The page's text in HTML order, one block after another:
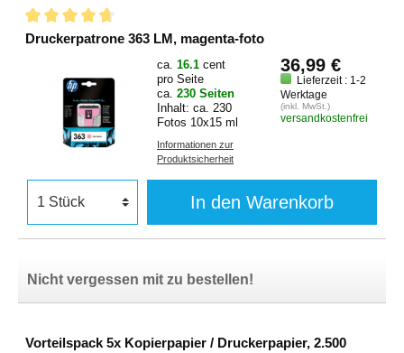
Druckerpatrone 363 LM, magenta-foto
ca. 16.1 cent
pro Seite
ca. 230 Seiten
Inhalt: ca. 230
Fotos 10x15 ml
Informationen zur
Produktsicherheit
36,99 €
Lieferzeit : 1-2
Werktage
(inkl. MwSt.)
versandkostenfrei
In den Warenkorb
Nicht vergessen mit zu bestellen!
Vorteilspack 5x Kopierpapier / Druckerpapier, 2.500